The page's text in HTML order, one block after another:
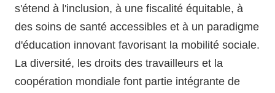
Volt Shop (merch)
Mentions légales
s'étend à l'inclusion, à une fiscalité équitable, à
des soins de santé accessibles et à un paradigme
d'éducation innovant favorisant la mobilité sociale.
La diversité, les droits des travailleurs et la
coopération mondiale font partie intégrante de